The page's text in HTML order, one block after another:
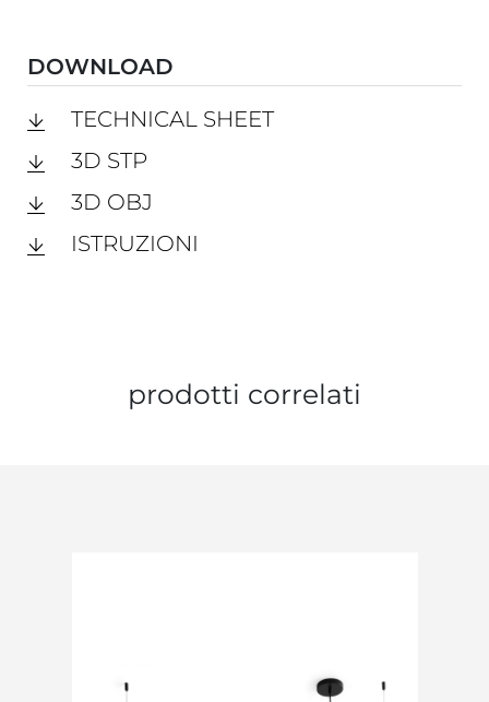
DOWNLOAD
TECHNICAL SHEET
3D STP
3D OBJ
ISTRUZIONI
prodotti correlati